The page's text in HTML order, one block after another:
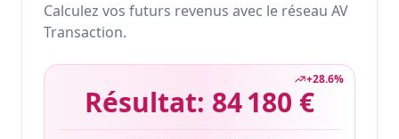
Calculez vos futurs revenus avec le réseau AV
Transaction.
+28.6%
Résultat: 84 180 €